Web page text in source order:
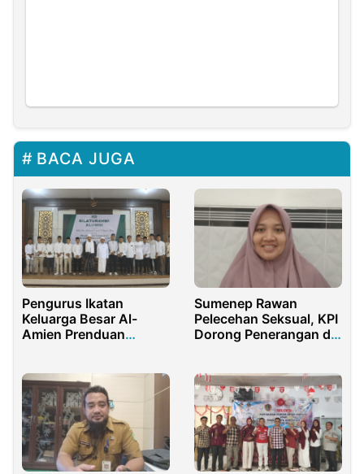
BACA JUGA
Pengurus Ikatan
Keluarga Besar Al-
Amien Prenduan
Sumenep Rawan
Pelecehan Seksual, KPI
Dorong Penerangan di